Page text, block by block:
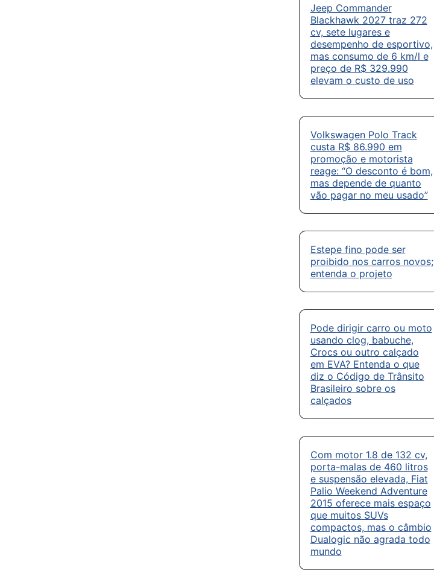
Jeep Commander
Blackhawk 2027 traz 272
cv, sete lugares e
desempenho de esportivo,
mas consumo de 6 km/l e
preço de R$ 329.990
elevam o custo de uso
Volkswagen Polo Track
custa R$ 86.990 em
promoção e motorista
reage: “O desconto é bom,
mas depende de quanto
vão pagar no meu usado”
Estepe fino pode ser
proibido nos carros novos;
entenda o projeto
Pode dirigir carro ou moto
usando clog, babuche,
Crocs ou outro calçado
em EVA? Entenda o que
diz o Código de Trânsito
Brasileiro sobre os
calçados
Com motor 1.8 de 132 cv,
porta-malas de 460 litros
e suspensão elevada, Fiat
Palio Weekend Adventure
2015 oferece mais espaço
que muitos SUVs
compactos, mas o câmbio
Dualogic não agrada todo
mundo